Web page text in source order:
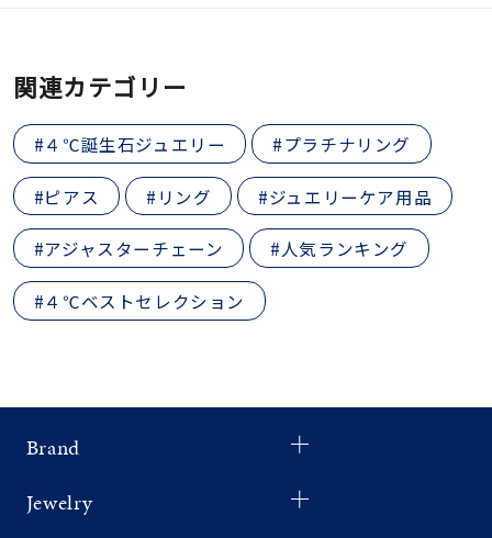
関連カテゴリー
#４℃誕生石ジュエリー #プラチナリング
#ピアス #リング #ジュエリーケア用品
#アジャスターチェーン #人気ランキング
#４℃ベストセレクション
Brand
Jewelry